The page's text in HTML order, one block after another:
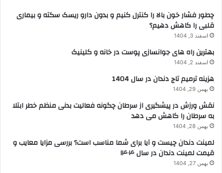
چطور فشار خون بالا را کنترل کنیم و بدون دارو ریسک سکته و بیماری
قلبی را کاهش دهیم؟
اسفند 3, 1404
بهترین راه های جوانسازی پوست در خانه و کلینیک
اسفند 2, 1404
هزینه ترمیم تاج دندان در سال 1404
بهمن 29, 1404
نقش ورزش در پیشگیری از سرطان چگونه فعالیت بدنی منظم خطر ابتلا
به سرطان را کاهش می دهد
بهمن 28, 1404
لمینت دندان چیست و آیا برای شما مناسب است؟ بررسی مزایا معایب و
قیمت لمینت دندان در سال ۱۴۰۴
بهمن 27, 1404